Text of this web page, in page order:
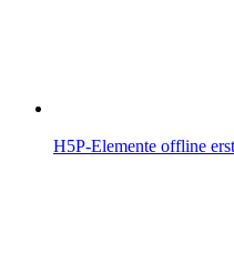
H5P-Elemente offline